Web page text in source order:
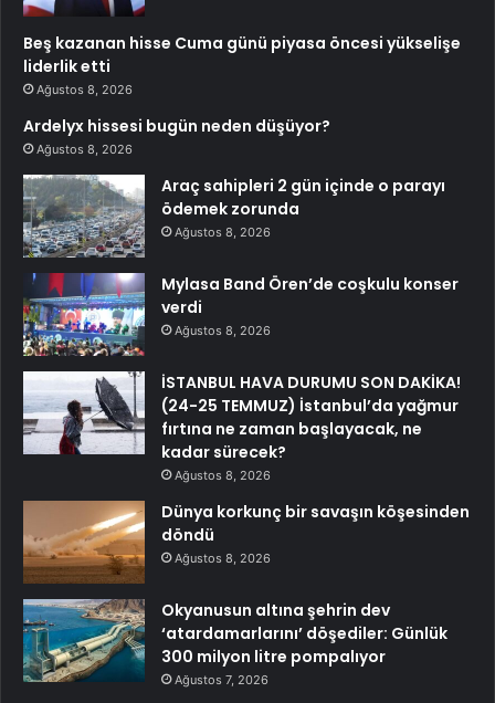
Beş kazanan hisse Cuma günü piyasa öncesi yükselişe
liderlik etti
Ağustos 8, 2026
Ardelyx hissesi bugün neden düşüyor?
Ağustos 8, 2026
Araç sahipleri 2 gün içinde o parayı
ödemek zorunda
Ağustos 8, 2026
Mylasa Band Ören’de coşkulu konser
verdi
Ağustos 8, 2026
İSTANBUL HAVA DURUMU SON DAKİKA!
(24-25 TEMMUZ) İstanbul’da yağmur
fırtına ne zaman başlayacak, ne
kadar sürecek?
Ağustos 8, 2026
Dünya korkunç bir savaşın köşesinden
döndü
Ağustos 8, 2026
Okyanusun altına şehrin dev
‘atardamarlarını’ döşediler: Günlük
300 milyon litre pompalıyor
Ağustos 7, 2026